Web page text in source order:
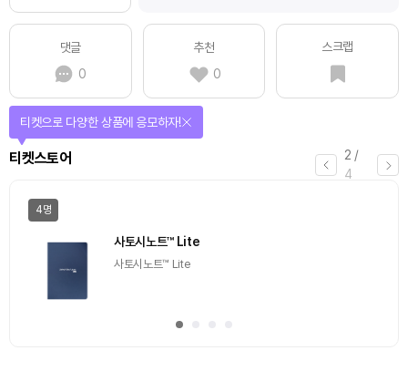
댓글
0
추천
0
스크랩
3 /
4
에어드랍
선물이 쏟아지는 에어드랍 이벤트!
일반
[Episode 12] IXO™2024 참여하고, 2억원 상당 에어
드랍 받자!